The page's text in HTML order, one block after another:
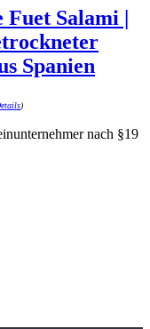
Fuet Salami |
Spanien
)
nach §19